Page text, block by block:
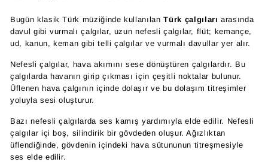
Bugün klasik Türk müziğinde kullanılanTürk çalgıları arasında
davul gibi vurmalı çalgılar, uzun nefesli çalgılar, flüt; kemançe,
ud, kanun, keman gibi telli çalgılar ve vurmalı davullar yer alır.
Nefesli çalgılar, hava akımını sese dönüştüren çalgılardır. Bu
çalgılarda havanın girip çıkması için çeşitli noktalar bulunur.
Üflenen hava çalgının içinde dolaşır ve bu dolaşım titreşimler
yoluyla sesi oluşturur.
Bazı nefesli çalgılarda ses kamış yardımıyla elde edilir. Nefesli
çalgılar içi boş, silindirik bir gövdeden oluşur. Ağızlıktan
üflendiğinde, gövdenin içindeki hava sütununun titreşmesiyle
ses elde edilir.